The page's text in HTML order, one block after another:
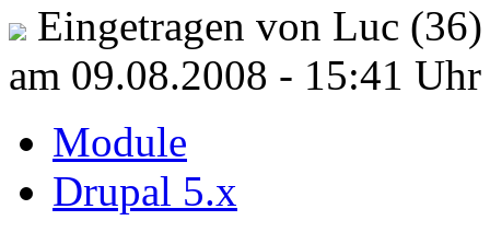
Eingetragen von Luc (36)
am 09.08.2008 - 15:41 Uhr
Module
Drupal 5.x